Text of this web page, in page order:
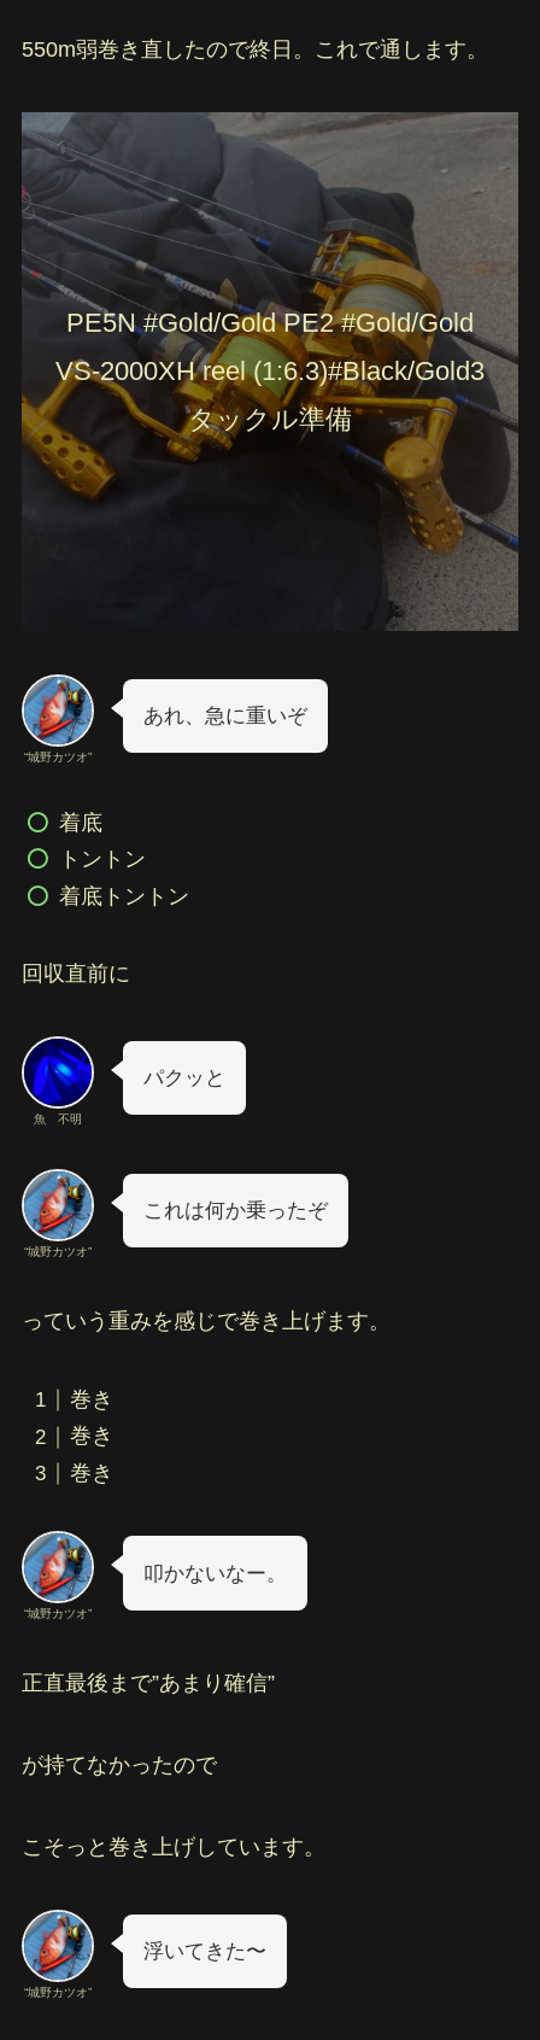
550m弱巻き直したので終日。これで通します。
PE5N #Gold/Gold PE2 #Gold/Gold
VS-2000XH reel (1:6.3)#Black/Gold3
タックル準備
“城野カツオ”
あれ、急に重いぞ
着底
トントン
着底トントン
回収直前に
魚 不明
パクッと
“城野カツオ”
これは何か乗ったぞ
っていう重みを感じで巻き上げます。
巻き
巻き
巻き
“城野カツオ”
叩かないなー。
正直最後まで”あまり確信”
が持てなかったので
こそっと巻き上げしています。
“城野カツオ”
浮いてきた〜